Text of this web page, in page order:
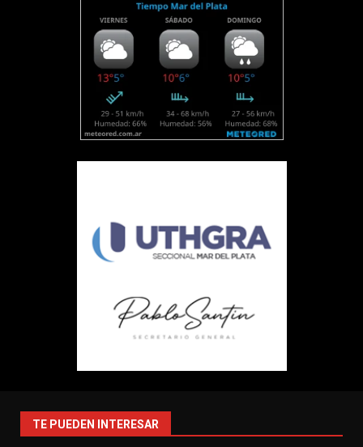
TE PUEDEN INTERESAR